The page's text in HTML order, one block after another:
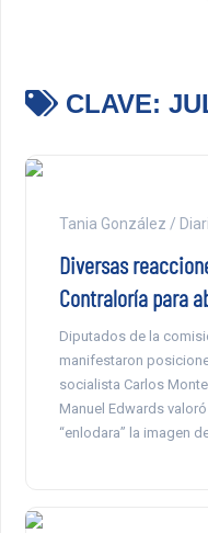
CLAVE:
Tania González /
Diversas
Contraloría para
Diputados de la
manifestaron
socialista Carlos
Manuel Edwards
“enlodara” la imagen